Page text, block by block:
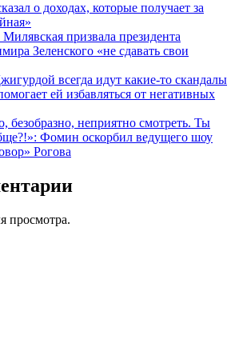
о доходах, которые получает за
призвала президента
Зеленского «не сдавать свои
всегда идут какие-то скандалы
ей избавляться от негативных
безобразно, неприятно смотреть. Ты
Фомин оскорбил ведущего шоу
Рогова
просмотра.